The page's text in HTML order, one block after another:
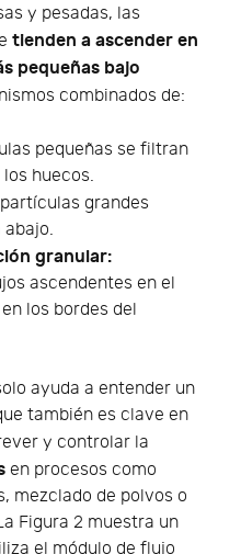
y pesadas, las
tienden a ascender en
pequeñas bajo
combinados de:
pequeñas se filtran
huecos.
grandes
granular:
ascendentes en el
los bordes del
ayuda a entender un
también es clave en
y controlar la
en procesos como
mezclado de polvos o
Figura 2 muestra un
el módulo de flujo